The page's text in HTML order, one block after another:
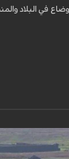
في البلاد